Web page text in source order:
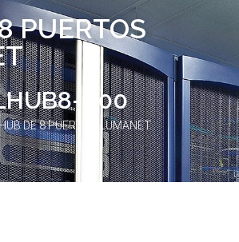
PUERTOS
000
DE 8 PUERTOS LUMANET